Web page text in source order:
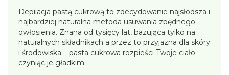
Depilacja pastą cukrową to zdecydowanie najsłodsza i
najbardziej naturalna metoda usuwania zbędnego
owłosienia. Znana od tysięcy lat, bazująca tylko na
naturalnych składnikach a przez to przyjazna dla skóry
i środowiska – pasta cukrowa rozpieści Twoje ciało
czyniąc je gładkim.